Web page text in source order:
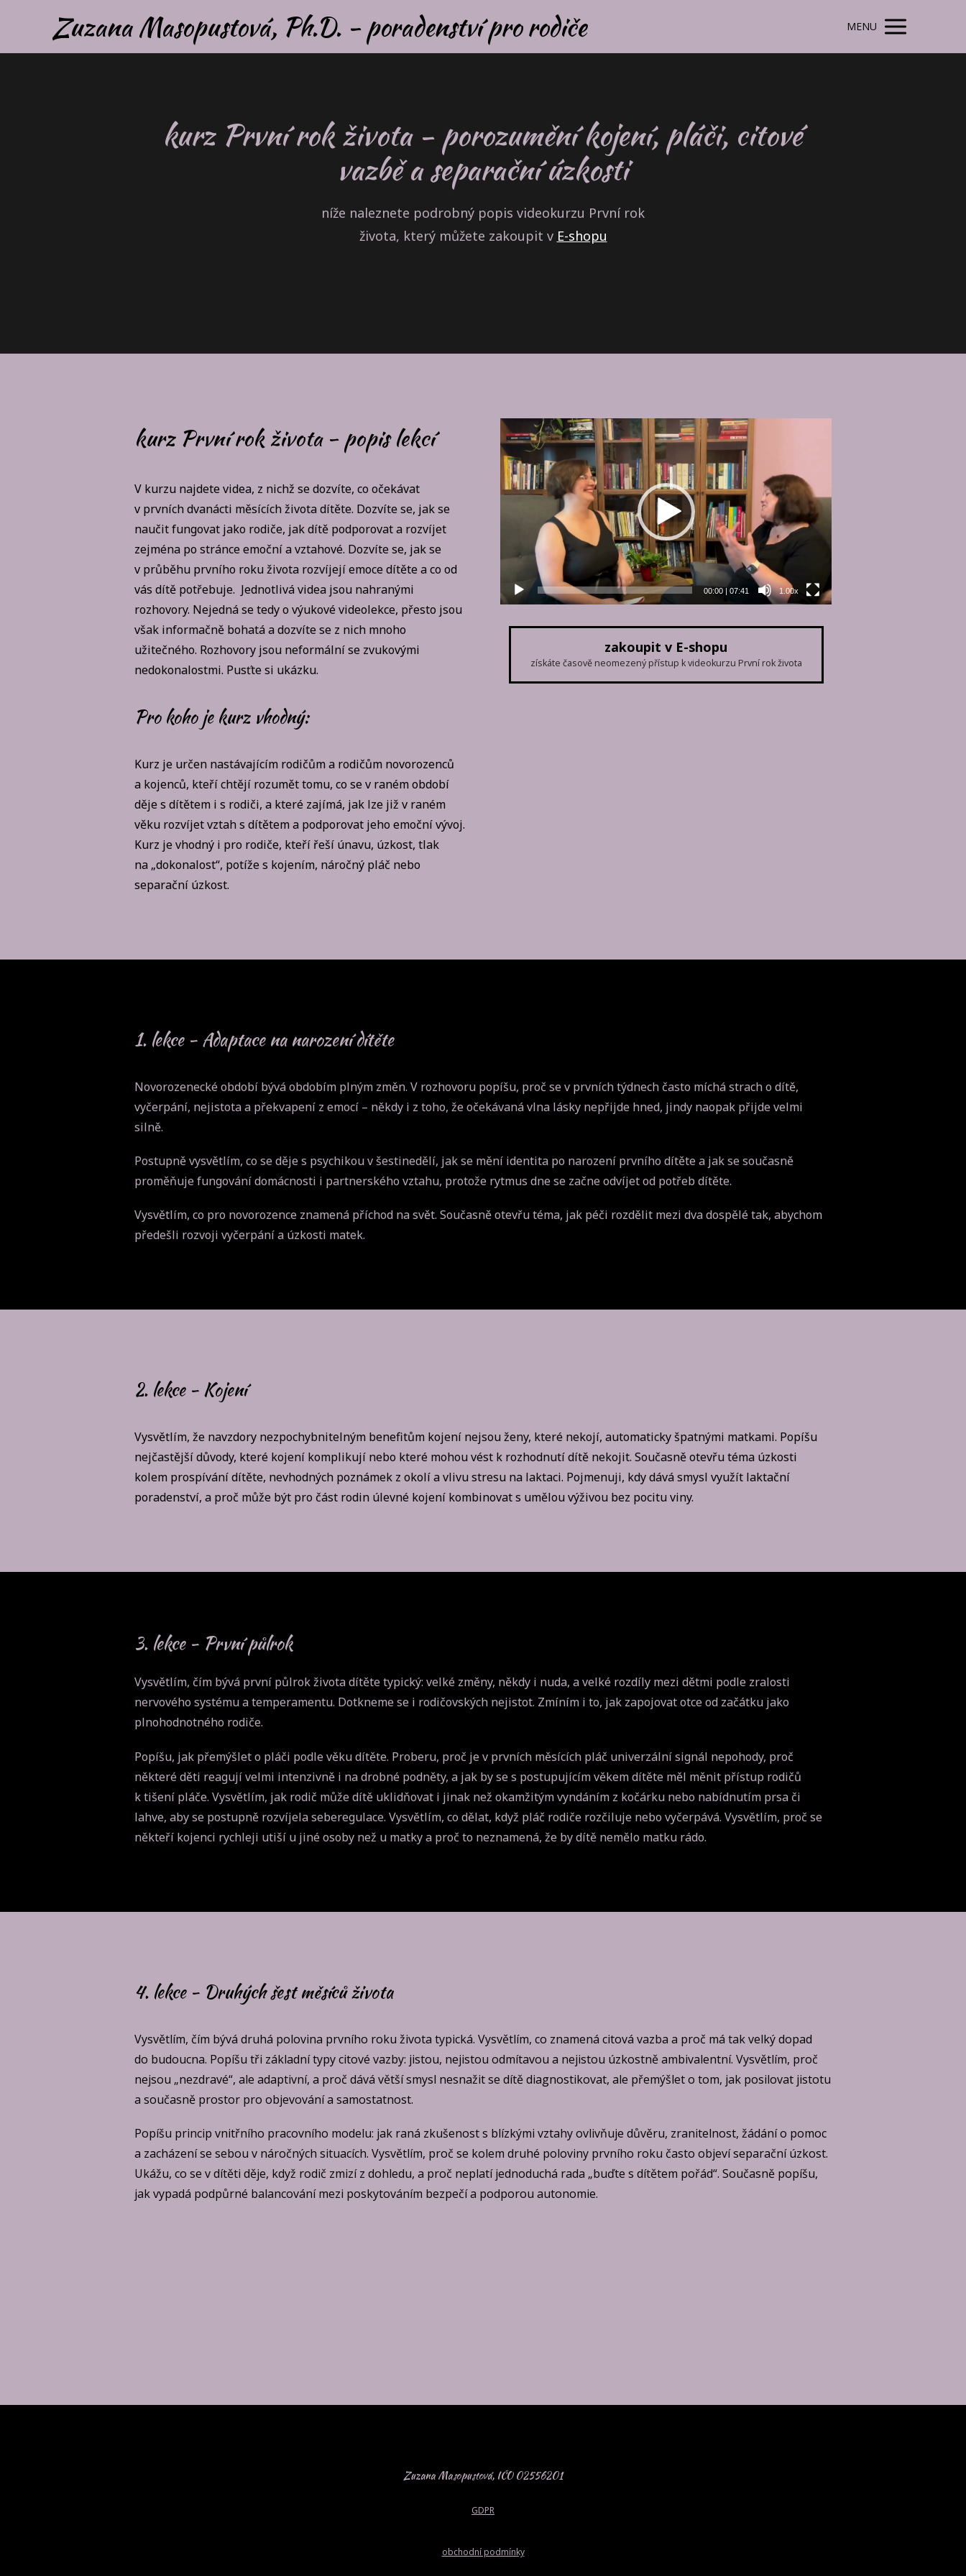
Zuzana Masopustová, Ph.D. - poradenství pro rodiče MENU
kurz První rok života - porozumění kojení, pláči, citové
vazbě a separační úzkosti
níže naleznete podrobný popis videokurzu První rok
života, který můžete zakoupit v E-shopu
kurz První rok života - popis lekcí
V kurzu najdete videa, z nichž se dozvíte, co očekávat
v prvních dvanácti měsících života dítěte. Dozvíte se, jak se
naučit fungovat jako rodiče, jak dítě podporovat a rozvíjet
zejména po stránce emoční a vztahové. Dozvíte se, jak se
v průběhu prvního roku života rozvíjejí emoce dítěte a co od
vás dítě potřebuje. Jednotlivá videa jsou nahranými
rozhovory. Nejedná se tedy o výukové videolekce, přesto jsou
však informačně bohatá a dozvíte se z nich mnoho
užitečného. Rozhovory jsou neformální se zvukovými
nedokonalostmi. Pusťte si ukázku.
Pro koho je kurz vhodný:
Kurz je určen nastávajícím rodičům a rodičům novorozenců
a kojenců, kteří chtějí rozumět tomu, co se v raném období
děje s dítětem i s rodiči, a které zajímá, jak lze již v raném
věku rozvíjet vztah s dítětem a podporovat jeho emoční vývoj.
Kurz je vhodný i pro rodiče, kteří řeší únavu, úzkost, tlak
na „dokonalost“, potíže s kojením, náročný pláč nebo
separační úzkost.
Video
přehrávač
00:00 | 07:41 1.00x
zakoupit v E-shopu
získáte časově neomezený přístup k videokurzu První rok života
1. lekce - Adaptace na narození dítěte
Novorozenecké období bývá obdobím plným změn. V rozhovoru popíšu, proč se v prvních týdnech často míchá strach o dítě,
vyčerpání, nejistota a překvapení z emocí – někdy i z toho, že očekávaná vlna lásky nepřijde hned, jindy naopak přijde velmi
silně.
Postupně vysvětlím, co se děje s psychikou v šestinedělí, jak se mění identita po narození prvního dítěte a jak se současně
proměňuje fungování domácnosti i partnerského vztahu, protože rytmus dne se začne odvíjet od potřeb dítěte.
Vysvětlím, co pro novorozence znamená příchod na svět. Současně otevřu téma, jak péči rozdělit mezi dva dospělé tak, abychom
předešli rozvoji vyčerpání a úzkosti matek.
2. lekce - Kojení
Vysvětlím, že navzdory nezpochybnitelným benefitům kojení nejsou ženy, které nekojí, automaticky špatnými matkami. Popíšu
nejčastější důvody, které kojení komplikují nebo které mohou vést k rozhodnutí dítě nekojit. Současně otevřu téma úzkosti
kolem prospívání dítěte, nevhodných poznámek z okolí a vlivu stresu na laktaci. Pojmenuji, kdy dává smysl využít laktační
poradenství, a proč může být pro část rodin úlevné kojení kombinovat s umělou výživou bez pocitu viny.
3. lekce - První půlrok
Vysvětlím, čím bývá první půlrok života dítěte typický: velké změny, někdy i nuda, a velké rozdíly mezi dětmi podle zralosti
nervového systému a temperamentu. Dotkneme se i rodičovských nejistot. Zmíním i to, jak zapojovat otce od začátku jako
plnohodnotného rodiče.
Popíšu, jak přemýšlet o pláči podle věku dítěte. Proberu, proč je v prvních měsících pláč univerzální signál nepohody, proč
některé děti reagují velmi intenzivně i na drobné podněty, a jak by se s postupujícím věkem dítěte měl měnit přístup rodičů
k tišení pláče. Vysvětlím, jak rodič může dítě uklidňovat i jinak než okamžitým vyndáním z kočárku nebo nabídnutím prsa či
lahve, aby se postupně rozvíjela seberegulace. Vysvětlím, co dělat, když pláč rodiče rozčiluje nebo vyčerpává. Vysvětlím, proč se
někteří kojenci rychleji utiší u jiné osoby než u matky a proč to neznamená, že by dítě nemělo matku rádo.
4. lekce - Druhých šest měsíců života
Vysvětlím, čím bývá druhá polovina prvního roku života typická. Vysvětlím, co znamená citová vazba a proč má tak velký dopad
do budoucna. Popíšu tři základní typy citové vazby: jistou, nejistou odmítavou a nejistou úzkostně ambivalentní. Vysvětlím, proč
nejsou „nezdravé“, ale adaptivní, a proč dává větší smysl nesnažit se dítě diagnostikovat, ale přemýšlet o tom, jak posilovat jistotu
a současně prostor pro objevování a samostatnost.
Popíšu princip vnitřního pracovního modelu: jak raná zkušenost s blízkými vztahy ovlivňuje důvěru, zranitelnost, žádání o pomoc
a zacházení se sebou v náročných situacích. Vysvětlím, proč se kolem druhé poloviny prvního roku často objeví separační úzkost.
Ukážu, co se v dítěti děje, když rodič zmizí z dohledu, a proč neplatí jednoduchá rada „buďte s dítětem pořád“. Současně popíšu,
jak vypadá podpůrné balancování mezi poskytováním bezpečí a podporou autonomie.
Zuzana Masopustová, IČO 02556201
GDPR
obchodní podmínky